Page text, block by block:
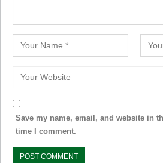
Save my name, email, and website in
time I comment.